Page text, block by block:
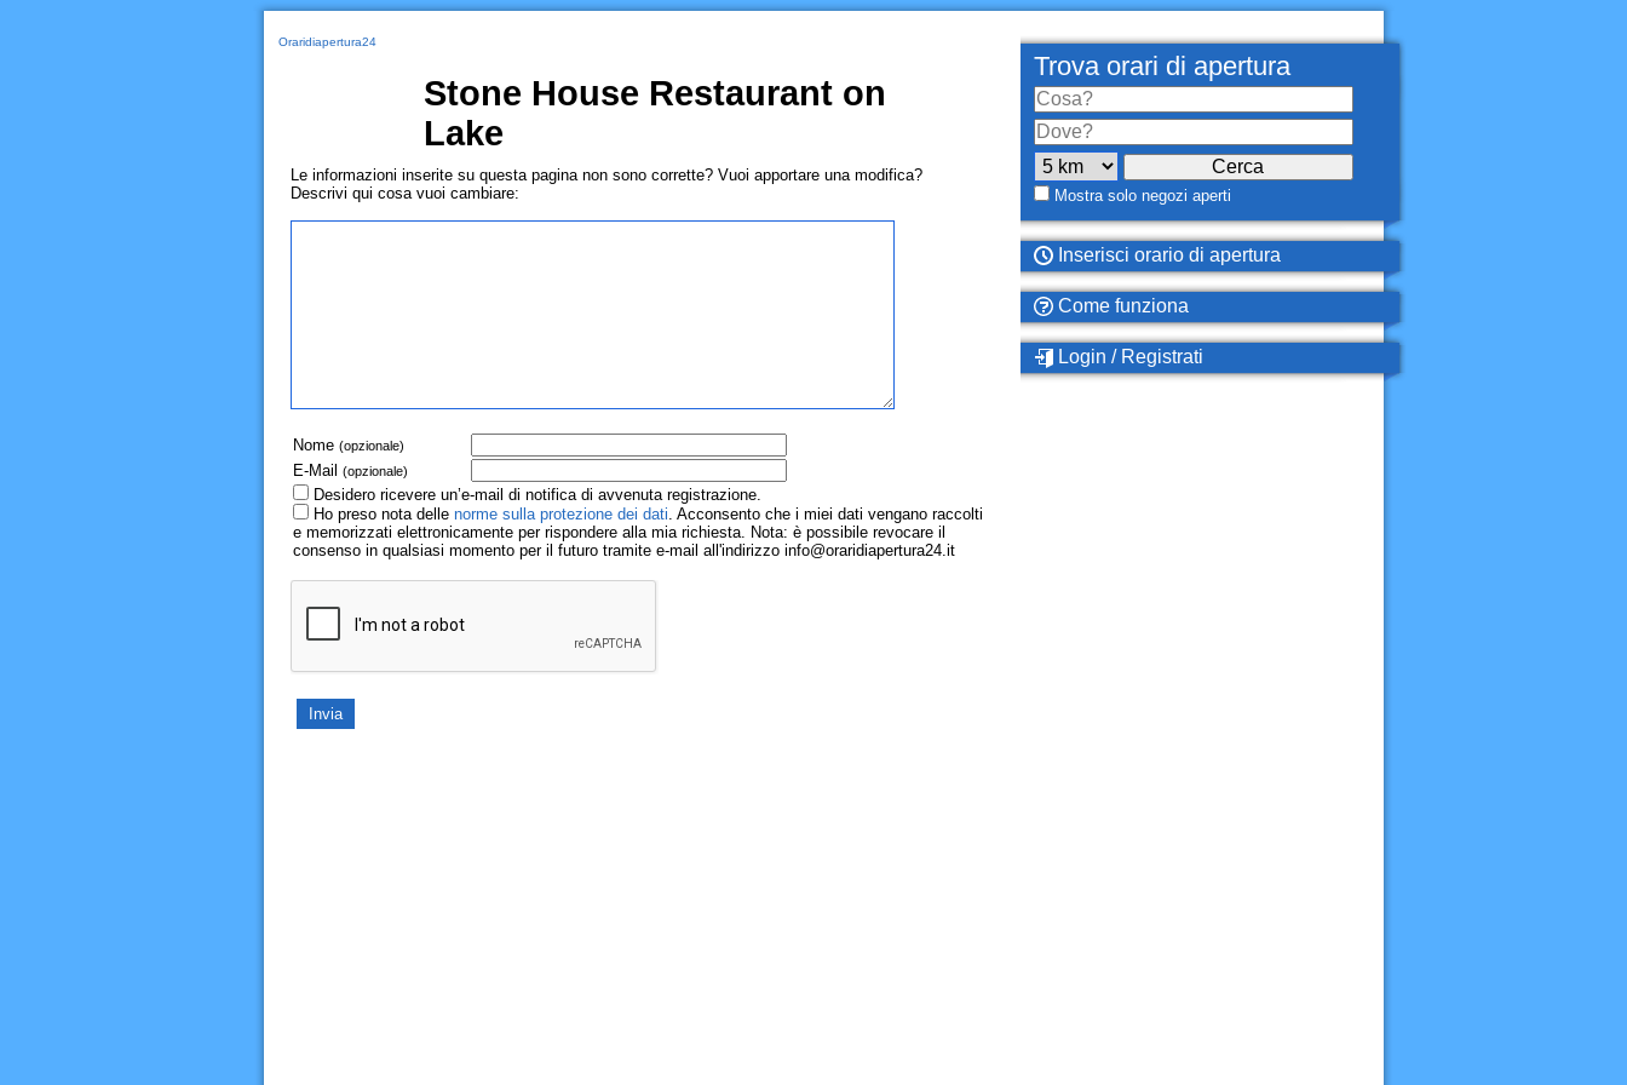
Oraridiapertura24
Stone House Restaurant on
Lake
Le informazioni inserite su questa pagina non sono corrette? Vuoi apportare una modifica?
Descrivi qui cosa vuoi cambiare:
Nome (opzionale)
E-Mail (opzionale)
Desidero ricevere un’e-mail di notifica di avvenuta registrazione.
Ho preso nota delle norme sulla protezione dei dati. Acconsento che i miei dati vengano raccolti
e memorizzati elettronicamente per rispondere alla mia richiesta. Nota: è possibile revocare il
consenso in qualsiasi momento per il futuro tramite e-mail all'indirizzo info@oraridiapertura24.it
Trova orari di apertura
Mostra solo negozi aperti
Inserisci orario di apertura
Come funziona
Login / Registrati